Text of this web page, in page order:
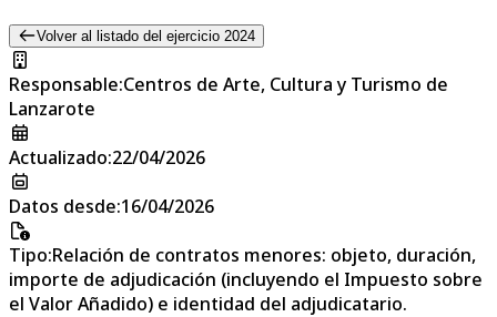
Volver al listado del ejercicio 2024
Responsable:Centros de Arte, Cultura y Turismo de
Lanzarote
Actualizado:22/04/2026
Datos desde:16/04/2026
Tipo:Relación de contratos menores: objeto, duración,
importe de adjudicación (incluyendo el Impuesto sobre
el Valor Añadido) e identidad del adjudicatario.